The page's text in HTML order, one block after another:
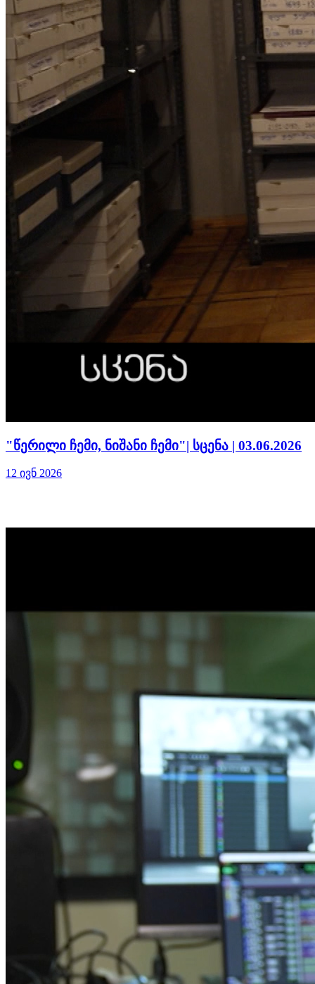
"წერილი ჩემი, ნიშანი ჩემი"| სცენა | 03.06.2026
12 ივნ 2026